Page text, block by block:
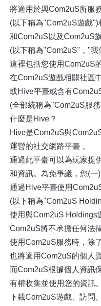
將適用於與Com2uS所服
(以下稱為"Com2uS遊戲")
和Com2uS以及Com2uS
(以下稱為"Com2uS"，"我
這裡包括您使用Com2uS
在Com2uS遊戲相關社區
或Hive平臺或含有
(全部統稱為"Com2uS服務
什麼是Hive？
Hive是Com2uS與
運營的社交網路平臺，
通過此平臺可以為玩家提
和資訊。為免爭議，您(一)
通過Hive平臺使用
(以下稱為"Com2uS
使用與Com2uS Holdings
Com2uS將不承擔任何法
使用Com2uS服務時，除
也將適用Com2uS的個人
而Com2uS根據個人資訊
有權收集並使用您的資訊。
下載Com2uS遊戲、訪問